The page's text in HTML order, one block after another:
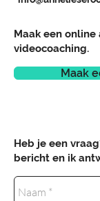
Maak een
videocoaching.
Maak
Heb je een
bericht en ik